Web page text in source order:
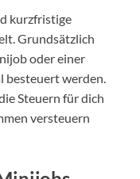
kurzfristige
Grundsätzlich
oder einer
besteuert werden.
Steuern für dich
versteuern